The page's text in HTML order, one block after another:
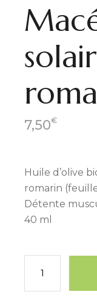
7,50€
Huile d’olive
romarin
Détente
40 ml
quantité de